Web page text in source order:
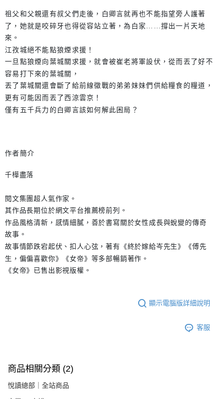
祖父和父親還有叔父們走後，白卿言就再也不能指望旁人護著
了，她就是咬碎牙也得從容站立著，為白家……撐出一片天地
來。
江孜城絕不能點狼煙求援！
一旦點狼煙向葉城關求援，就會被崔老將軍設伏，從而丟了好不
容易打下來的葉城關，
丟了葉城關還會斷了給前線徵戰的弟弟妹妹們供給糧食的糧道，
更有可能因而丟了西涼雲京！
僅有五千兵力的白卿言該如何解此困局？
作者簡介
千樺盡落
閱文集團超人氣作家。
其作品長期位於網文平台推薦榜前列。
作品風格清新，感情細膩，善於書寫關於女性成長與蛻變的傳奇
故事。
故事情節跌宕起伏、扣人心弦，著有《終於嫁給岑先生》《傅先
生，偏偏喜歡你》《女帝》等多部暢銷著作。
《女帝》已售出影視版權。
顯示電腦版詳細說明
客服
商品相關分類 (2)
悅讀總部｜全站商品